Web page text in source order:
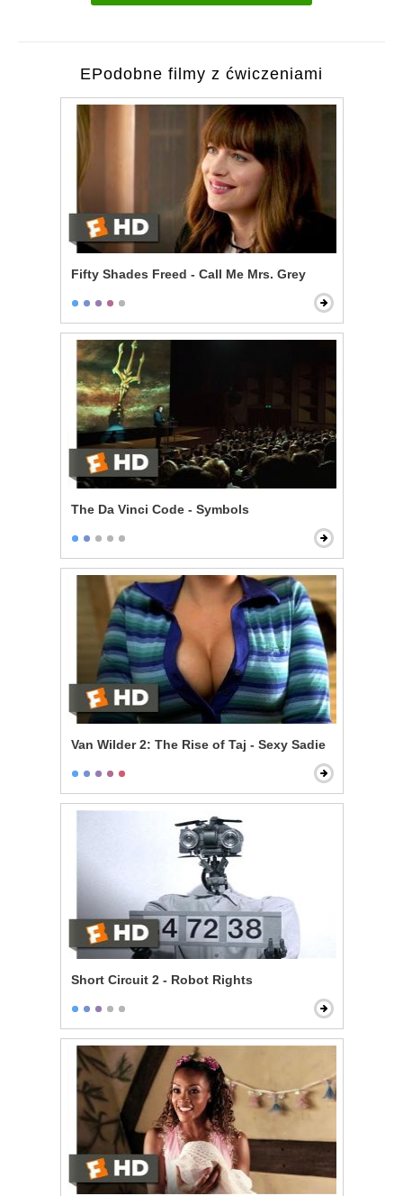
EPodobne filmy z ćwiczeniami
Fifty Shades Freed - Call Me Mrs. Grey
The Da Vinci Code - Symbols
Van Wilder 2: The Rise of Taj - Sexy Sadie
Short Circuit 2 - Robot Rights